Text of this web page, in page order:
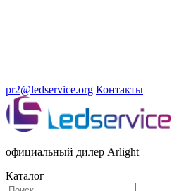
pr2@ledservice.org Контакты
официальный дилер Arlight
Каталог